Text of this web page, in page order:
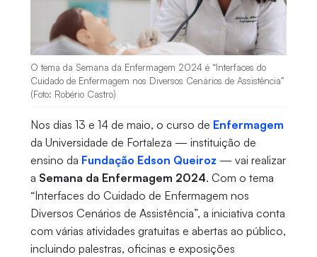
O tema da Semana da Enfermagem 2024 é “Interfaces do
Cuidado de Enfermagem nos Diversos Cenários de Assistência”
(Foto: Robério Castro)
Nos dias 13 e 14 de maio, o curso de Enfermagem
da Universidade de Fortaleza — instituição de
ensino da Fundação Edson Queiroz — vai realizar
a Semana da Enfermagem 2024. Com o tema
“Interfaces do Cuidado de Enfermagem nos
Diversos Cenários de Assistência”, a iniciativa conta
com várias atividades gratuitas e abertas ao público,
incluindo palestras, oficinas e exposições